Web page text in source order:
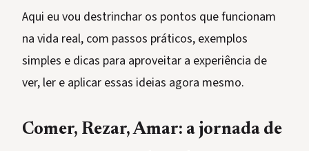
Aqui eu vou destrinchar os pontos que funcionam
na vida real, com passos práticos, exemplos
simples e dicas para aproveitar a experiência de
ver, ler e aplicar essas ideias agora mesmo.
Comer, Rezar, Amar: a jornada de